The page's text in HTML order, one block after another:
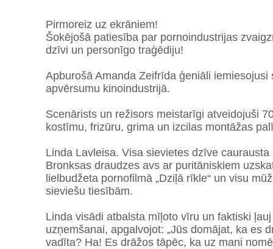
Pirmoreiz uz ekrāniem!
Šokējošā patiesība par pornoindustrijas
dzīvi un personīgo traģēdiju!
Apburošā Amanda Zeifrīda ģeniāli iemiesojusi
apvērsumu kinoindustrijā.
Scenārists un režisors meistarīgi atveidojuši
kostīmu, frizūru, grima un izcilas montāžas
Linda Lavleisa. Visa sievietes dzīve
Bronksas draudzes avs ar puritāniskiem
lielbudžeta pornofilmā „Dziļā rīkle“ un visu
sieviešu tiesībām.
Linda visādi atbalsta mīļoto vīru un faktiski
uzņemšanai, apgalvojot: „Jūs domājat, ka es
vadīta? Ha! Es drāžos tāpēc, ka uz mani